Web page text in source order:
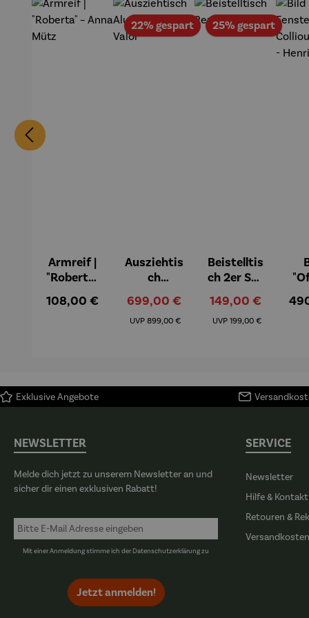
Armreif |
"Roberta"
Mütz
Regulärer Preis:
108,00 €
22% gespartRabatt
Ausziehtis
ch
m – Valor
Verkaufspreis:
699,00 €
UVP Regulärer Preis:
899,00 €
25% gespartRabatt
Beistelltis
ch 2er Set
Verkaufspreis:
149,00 €
UVP Regulärer Preis:
199,00 €
Exklusive Angebote
NEWSLETTER
Melde dich jetzt zu unserem Newsletter an und
sicher dir einen exklusiven Rabatt!
Mit einer Anmeldung stimme ich derDatenschutzerklärungzu
Jetzt anmelden!
SERVICE
Newsletter
Hilfe & Kontakt
Retouren &
Versandkosten